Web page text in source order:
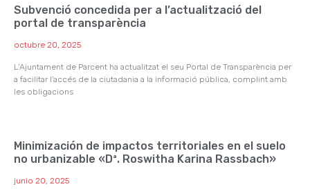
Subvenció concedida per a l’actualització del
portal de transparència
octubre 20, 2025
L’Ajuntament de Parcent ha actualitzat el seu Portal de Transparència per
a facilitar l’accés de la ciutadania a la informació pública, complint amb
les obligacions
Minimización de impactos territoriales en el suelo
no urbanizable «Dª. Roswitha Karina Rassbach»
junio 20, 2025